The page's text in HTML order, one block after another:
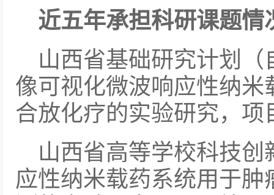
近五年承担科研课题情
山西省基础研究计划
像可视化微波响应性纳
合放化疗的实验研究，项
山西省高等学校科技
应性纳米载药系统用于